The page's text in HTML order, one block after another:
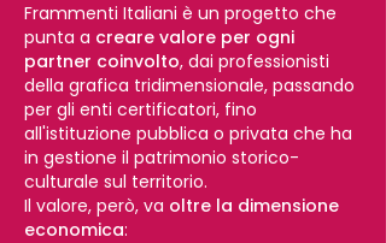
Frammenti Italiani è un progetto che
punta a creare valore per ogni
partner coinvolto, dai professionisti
della grafica tridimensionale, passando
per gli enti certificatori, fino
all'istituzione pubblica o privata che ha
in gestione il patrimonio storico-
culturale sul territorio.
Il valore, però, va oltre la dimensione
economica: